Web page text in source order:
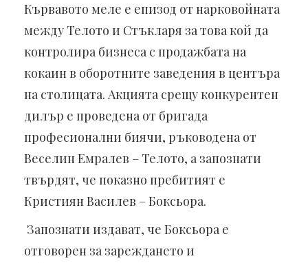
Кървавото меле е епизод от нарковойната
между Телото и Стъкларя за това кой да
контролира бизнеса с продажбата на
кокаин в оборотните заведения в центъра
на столицата. Акцията срещу конкурентен
дилър е проведена от бригада
професионални биячи, ръководена от
Веселин Емралев – Телото, а запознати
твърдят, че показно пребитият е
Кристиян Василев – Боксьора.
Запознати издават, че Боксьора е
отговорен за зареждането и